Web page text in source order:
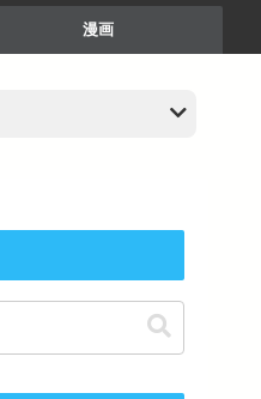
漫画